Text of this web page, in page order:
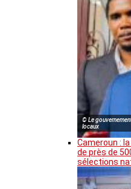
© Le
locaux
Cameroun :
de près de
sélections